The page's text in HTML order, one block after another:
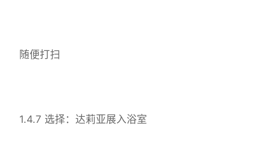
随便打扫
1.4.7 选择：达莉亚展入浴室